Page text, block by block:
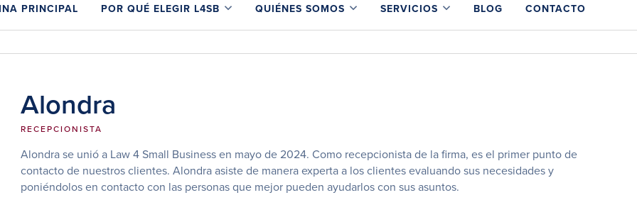
PRINCIPAL POR QUÉ ELEGIR L4SB QUIÉNES SOMOS SERVICIOS BLOG CONTACTO
Alondra
RECEPCIONISTA
Alondra se unió a Law 4 Small Business en mayo de 2024. Como recepcionista de la firma, es el primer punto de
contacto de nuestros clientes. Alondra asiste de manera experta a los clientes evaluando sus necesidades y
poniéndolos en contacto con las personas que mejor pueden ayudarlos con sus asuntos.